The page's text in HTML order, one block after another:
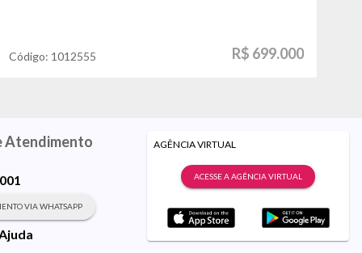
Código: 1012555 R$ 699.000
Atendimento
VIA WHATSAPP
AGÊNCIA VIRTUAL
ACESSE A AGÊNCIA VIRTUAL